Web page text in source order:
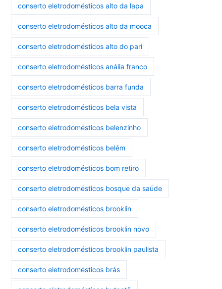
conserto eletrodomésticos alto da lapa
conserto eletrodomésticos alto da mooca
conserto eletrodomésticos alto do pari
conserto eletrodomésticos anália franco
conserto eletrodomésticos barra funda
conserto eletrodomésticos bela vista
conserto eletrodomésticos belenzinho
conserto eletrodomésticos belém
conserto eletrodomésticos bom retiro
conserto eletrodomésticos bosque da saúde
conserto eletrodomésticos brooklin
conserto eletrodomésticos brooklin novo
conserto eletrodomésticos brooklin paulista
conserto eletrodomésticos brás